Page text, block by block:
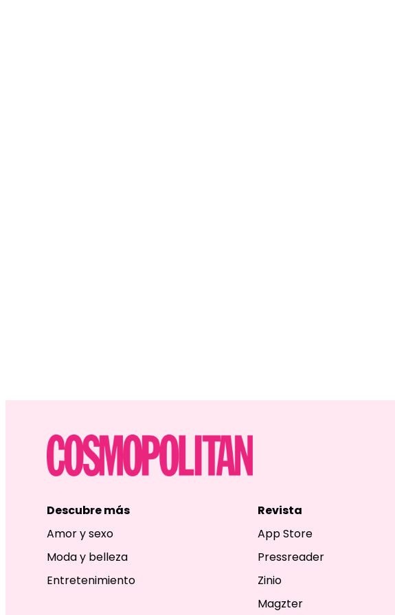
Descubre más
Amor y sexo
Moda y belleza
Entretenimiento
Revista
App Store
Pressreader
Zinio
Magzter